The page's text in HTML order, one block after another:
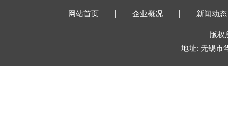
网站首页 企业概况 新闻动态
版权
地址: 无锡市